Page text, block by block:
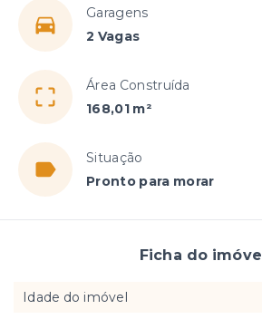
Garagens
2 Vagas
Área Construída
168,01 m²
Situação
Pronto para morar
Ficha do imóvel
Idade do imóvel